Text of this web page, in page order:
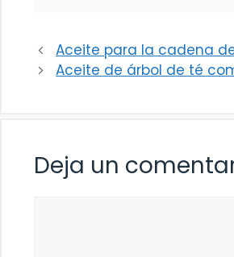
Aceite para la cadena
Aceite de árbol de té
Deja un